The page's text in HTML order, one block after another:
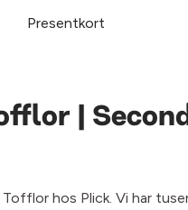
Presentkort
|
Tofflor hos Plick. Vi har